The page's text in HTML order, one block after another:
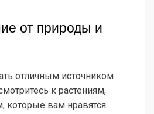
от природы и
отличным источником
к растениям,
вам нравятся.